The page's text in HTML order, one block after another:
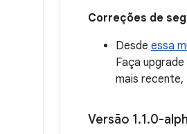
Correções de
Desde essa
Faça
mais recente,
Versão 1.1.0-